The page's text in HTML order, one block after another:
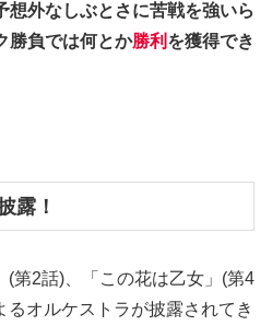
想外なしぶとさに苦戦を強いら
勝負では何とか勝利 を獲得でき
露！
(第2話)、「この花は乙女」(第4
オルケストラが披露されてき